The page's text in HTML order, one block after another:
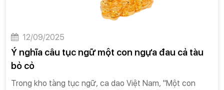
thể mang lại những giá trị vượt xa mong đợi, tạo nên ấn
tượng sâu sắc và bền vững trong tâm trí người nhận.
12/09/2025
Ý nghĩa câu tục ngữ một con ngựa đau cả tàu
bỏ cỏ
Trong kho tàng tục ngữ, ca dao Việt Nam, "Một con